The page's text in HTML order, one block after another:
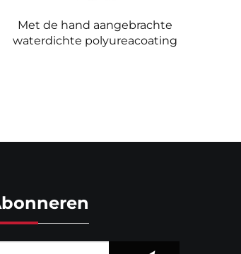
Met de hand aangebrachte
waterdichte polyureacoating